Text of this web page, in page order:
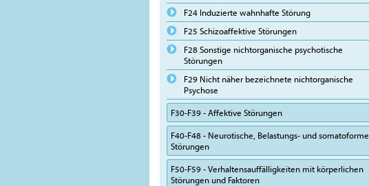
F24 Induzierte wahnhafte Störung
F25 Schizoaffektive Störungen
F28 Sonstige nichtorganische psychotische
Störungen
F29 Nicht näher bezeichnete nichtorganische
Psychose
F30-F39 - Affektive Störungen
F40-F48 - Neurotische, Belastungs- und somatoforme
Störungen
F50-F59 - Verhaltensauffälligkeiten mit körperlichen
Störungen und Faktoren